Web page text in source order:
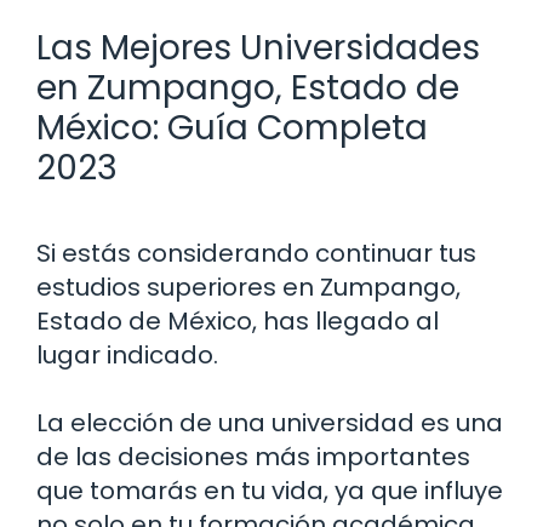
Las Mejores Universidades
en Zumpango, Estado de
México: Guía Completa
2023
Si estás considerando continuar tus
estudios superiores en Zumpango,
Estado de México, has llegado al
lugar indicado.
La elección de una universidad es una
de las decisiones más importantes
que tomarás en tu vida, ya que influye